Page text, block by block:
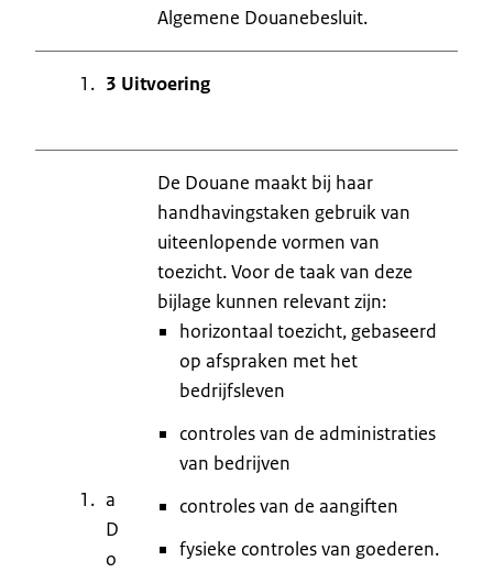
Algemene Douanebesluit.
3 Uitvoering
a
D
o
De Douane maakt bij haar
handhavingstaken gebruik van
uiteenlopende vormen van
toezicht. Voor de taak van deze
bijlage kunnen relevant zijn:
horizontaal toezicht, gebaseerd
op afspraken met het
bedrijfsleven
controles van de administraties
van bedrijven
controles van de aangiften
fysieke controles van goederen.